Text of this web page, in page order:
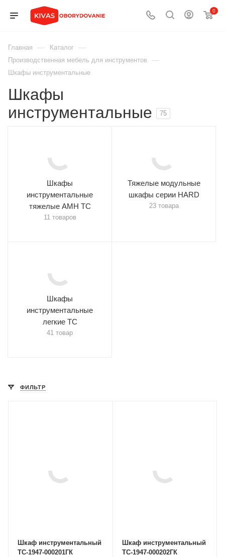
0
Главная — Каталог —
Производственная мебель для инструментов —
Шкафы инструментальные
Шкафы
инструментальные
75
Шкафы
инструментальные
тяжелые AMH TC
11 товаров
Тяжелые модульные
шкафы серии HARD
23 товара
Шкафы
инструментальные
легкие ТС
41 товар
ФИЛЬТР
Шкаф инструментальный
TC-1947-000201ГК
Шкаф инструментальный
TC-1947-000202ГК